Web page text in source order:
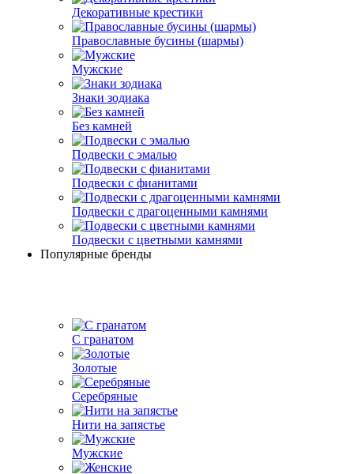
Декоративные крестики
Православные бусины (шармы)
Мужские
Знаки зодиака
Без камней
Подвески с эмалью
Подвески с фианитами
Подвески с драгоценными камнями
Подвески с цветными камнями
Популярные бренды
С гранатом
Золотые
Серебряные
Нити на запястье
Мужские